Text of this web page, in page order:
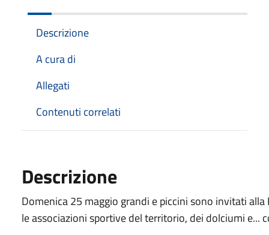
Descrizione
A cura di
Allegati
Contenuti correlati
Descrizione
Domenica 25 maggio grandi e piccini sono invitati
le associazioni sportive del territorio, dei dolciumi e...